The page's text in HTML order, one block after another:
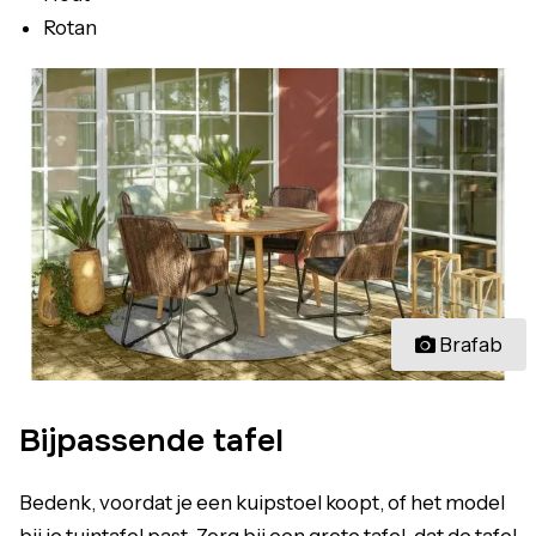
Rotan
Brafab
Bijpassende tafel
Bedenk, voordat je een kuipstoel koopt, of het model